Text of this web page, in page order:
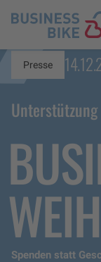
Presse
Spenden statt